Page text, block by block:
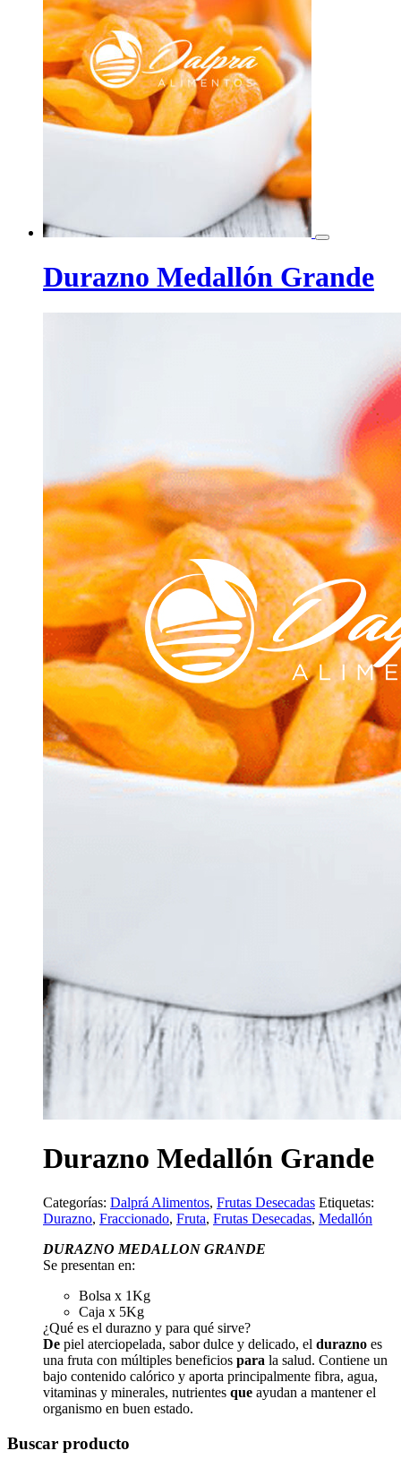
Durazno Medallón Grande
Durazno Medallón Grande
Categorías: Dalprá Alimentos, Frutas Desecadas Etiquetas:
Durazno, Fraccionado, Fruta, Frutas Desecadas, Medallón
DURAZNO MEDALLON GRANDE
Se presentan en:
Bolsa x 1Kg
Caja x 5Kg
¿Qué es el durazno y para qué sirve?
De piel aterciopelada, sabor dulce y delicado, el durazno es
una fruta con múltiples beneficios para la salud. Contiene un
bajo contenido calórico y aporta principalmente fibra, agua,
vitaminas y minerales, nutrientes que ayudan a mantener el
organismo en buen estado.
Buscar producto